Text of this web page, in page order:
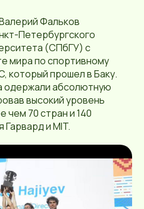
Фальков
Петербургского
(СПбГУ) с
мира по спортивному
который прошел в Баку.
одержали абсолютную
высокий уровень
чем 70 стран и 140
и MIT.